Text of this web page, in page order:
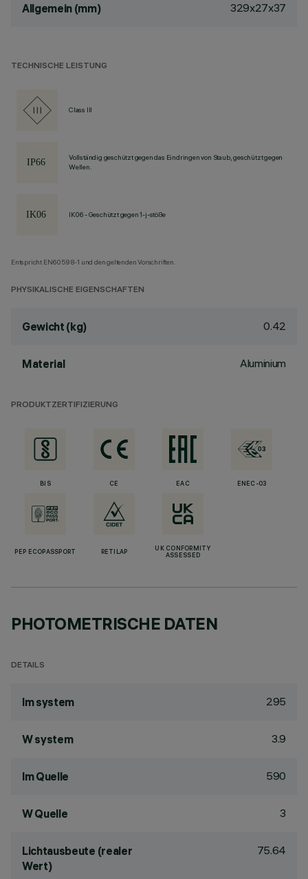
Allgemein (mm) 329x27x37
TECHNISCHE LEISTUNG
Class III
Vollständig geschützt gegen das Eindringen von Staub, geschützt gegen
Wellen.
IK06 - Geschützt gegen 1-j-stöße
Entspricht EN60598-1 und den geltenden Vorschriften.
PHYSIKALISCHE EIGENSCHAFTEN
Gewicht (kg) 0.42
Material Aluminium
PRODUKTZERTIFIZIERUNG
BIS CE EAC ENEC-03
PEP ECOPASSPORT RETILAP
UK CONFORMITY
ASSESSED
PHOTOMETRISCHE DATEN
DETAILS
lm system 295
W system 3.9
lm Quelle 590
W Quelle 3
Lichtausbeute (realer
Wert)
75.64